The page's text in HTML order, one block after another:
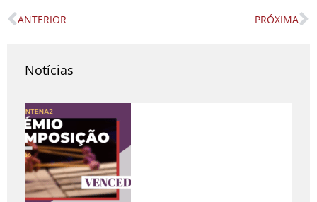
Prev
ANTERIOR PRÓXIMA
Notícias